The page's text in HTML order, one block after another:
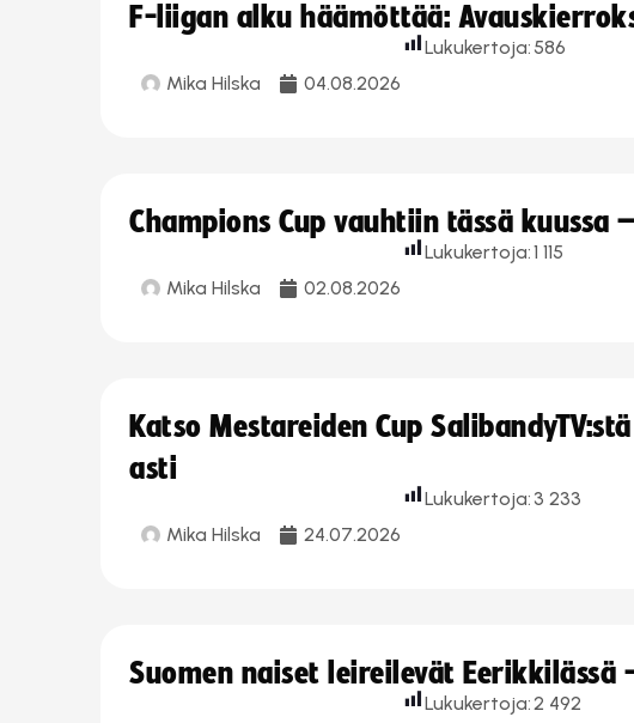
F-liigan alku häämöttää:
Mika Hilska 04.08.2026
Lukukertoja: 586
Champions Cup vauhtiin tässä
Mika Hilska 02.08.2026
Lukukertoja:1 115
Katso Mestareiden Cup
asti
Mika Hilska 24.07.2026
Lukukertoja: 3 233
Suomen naiset leireilevät
Lukukertoja:2 492